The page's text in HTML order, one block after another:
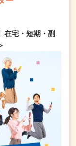
在宅・短期・副